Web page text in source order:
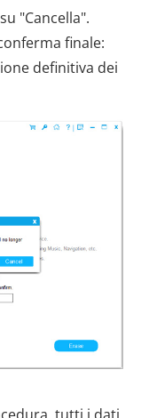
"Cancella".
finale:
definitiva dei